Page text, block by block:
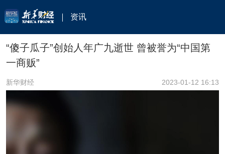
资讯
“傻子瓜子”创始人年广九逝世 曾被誉为“中国第
一商贩”
新华财经 2023-01-12 16:13